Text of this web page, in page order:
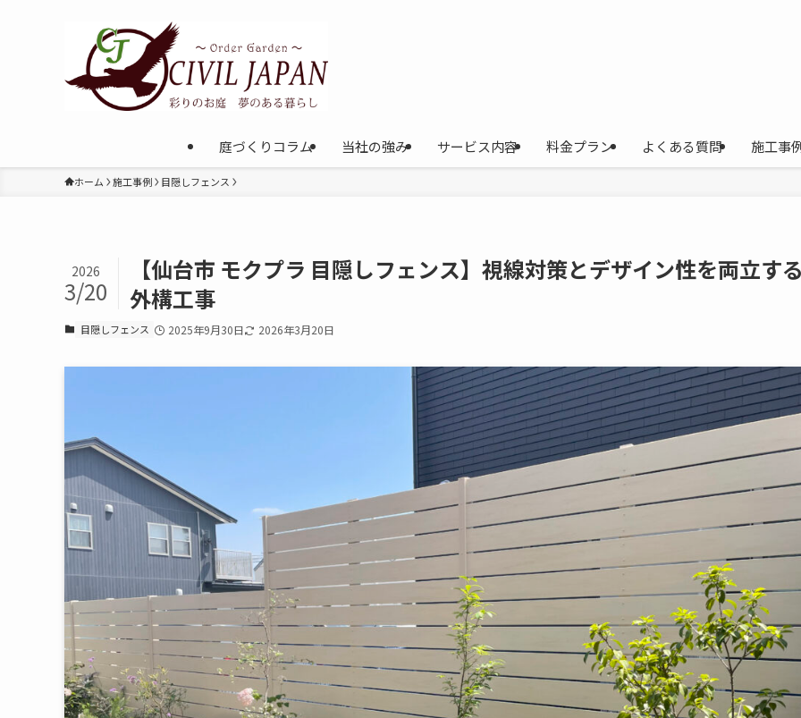
庭づくりコラム 当社の強み サービス内容 料金プラン よくある質問 施工事
ホーム 施工事例 目隠しフェンス
【仙台市 モクプラ 目隠しフェンス】視線対策とデザイン性を両立する
外構工事
2026
3/20
目隠しフェンス 2025年9月30日 2026年3月20日